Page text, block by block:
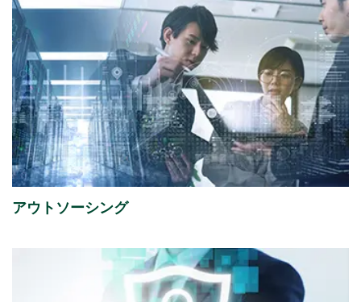
「ITトレンドEXPO2026 Summer」出展のご案内
2026年07月31日 経営・財務
2027年３月期 第１四半期決算概況 （1,736KB）
2026年07月31日
（356KB）
アウトソーシング